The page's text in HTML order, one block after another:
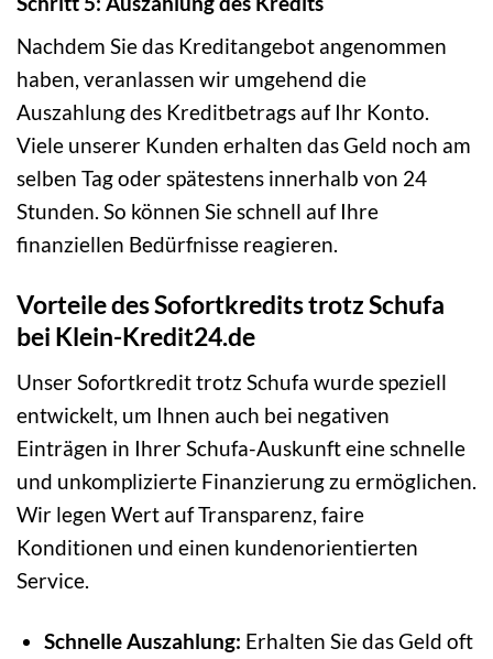
Nachdem Sie das Kreditangebot angenommen
haben, veranlassen wir umgehend die
Auszahlung des Kreditbetrags auf Ihr Konto.
Viele unserer Kunden erhalten das Geld noch am
selben Tag oder spätestens innerhalb von 24
Stunden. So können Sie schnell auf Ihre
finanziellen Bedürfnisse reagieren.
Vorteile des Sofortkredits trotz Schufa
bei Klein-Kredit24.de
Unser Sofortkredit trotz Schufa wurde speziell
entwickelt, um Ihnen auch bei negativen
Einträgen in Ihrer Schufa-Auskunft eine schnelle
und unkomplizierte Finanzierung zu ermöglichen.
Wir legen Wert auf Transparenz, faire
Konditionen und einen kundenorientierten
Service.
Schnelle Auszahlung: Erhalten Sie das Geld oft